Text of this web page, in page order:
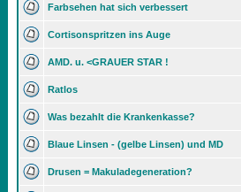
Farbsehen hat sich verbessert
Cortisonspritzen ins Auge
AMD. u. <GRAUER STAR !
Ratlos
Was bezahlt die Krankenkasse?
Blaue Linsen - (gelbe Linsen) und MD
Drusen = Makuladegeneration?